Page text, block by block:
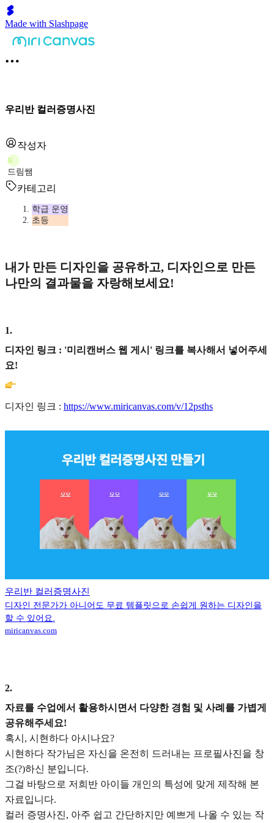
Made with Slashpage
우리반 컬러증명사진
작성자
드
드림쌤
카테고리
학급 운영
초등
내가 만든 디자인을 공유하고, 디자인으로 만든
나만의 결과물을 자랑해보세요!
1.
디자인 링크 : '미리캔버스 웹 게시' 링크를 복사해서 넣어주세
요!
디자인 링크 : https://www.miricanvas.com/v/12psths
우리반 컬러증명사진
디자인 전문가가 아니어도 무료 템플릿으로 손쉽게 원하는 디자인을
할 수 있어요.
miricanvas.com
2.
자료를 수업에서 활용하시면서 다양한 경험 및 사례를 가볍게
공유해주세요!
혹시, 시현하다 아시나요?
시현하다 작가님은 자신을 온전히 드러내는 프로필사진을 창
조(?)하신 분입니다.
그걸 바탕으로 저희반 아이들 개인의 특성에 맞게 제작해 본
자료입니다.
컬러 증명사진, 아주 쉽고 간단하지만 예쁘게 나올 수 있는 작